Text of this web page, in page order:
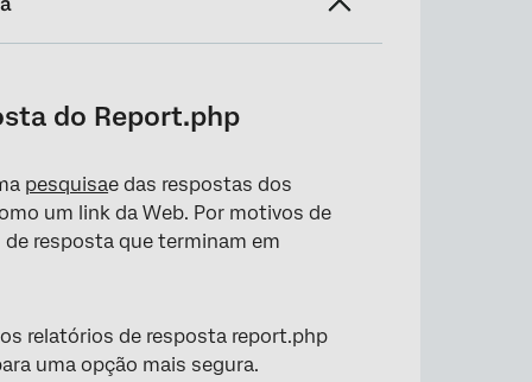
do Report.php
pesquisae das respostas dos
um link da Web. Por motivos de
resposta que terminam em
relatórios de resposta report.php
uma opção mais segura.